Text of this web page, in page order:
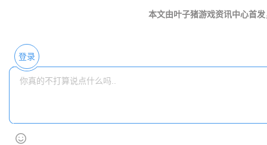
本文由叶子猪游戏资讯中心首
登录